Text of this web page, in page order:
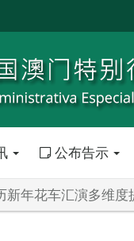
公布告示
新年花车汇演多维